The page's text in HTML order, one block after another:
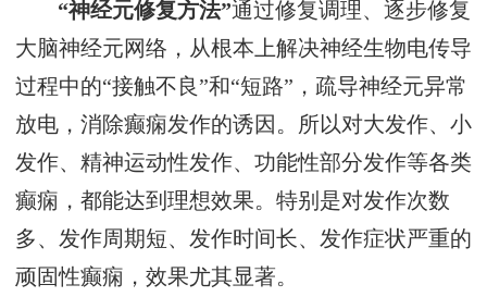
“神经元修复方法”通过修复调理、逐步修复
大脑神经元网络，从根本上解决神经生物电传导
过程中的“接触不良”和“短路”，疏导神经元异常
放电，消除癫痫发作的诱因。所以对大发作、小
发作、精神运动性发作、功能性部分发作等各类
癫痫，都能达到理想效果。特别是对发作次数
多、发作周期短、发作时间长、发作症状严重的
顽固性癫痫，效果尤其显著。